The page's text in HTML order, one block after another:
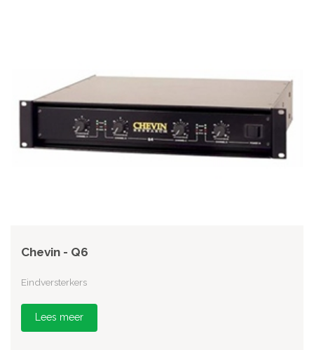
Chevin - Q6
Eindversterkers
Lees meer